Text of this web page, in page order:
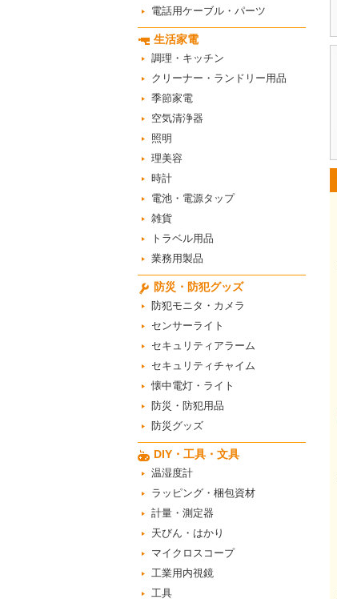
電話用ケーブル・パーツ
生活家電
調理・キッチン
クリーナー・ランドリー用品
季節家電
空気清浄器
照明
理美容
時計
電池・電源タップ
雑貨
トラベル用品
業務用製品
防災・防犯グッズ
防犯モニタ・カメラ
センサーライト
セキュリティアラーム
セキュリティチャイム
懐中電灯・ライト
防災・防犯用品
防災グッズ
DIY・工具・文具
温湿度計
ラッピング・梱包資材
計量・測定器
天びん・はかり
マイクロスコープ
工業用内視鏡
工具